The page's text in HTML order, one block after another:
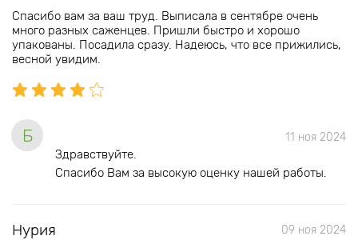
Спасибо вам за ваш труд. Выписала в сентябре очень
много разных саженцев. Пришли быстро и хорошо
упакованы. Посадила сразу. Надеюсь, что все прижились,
весной увидим.
Б 11 ноя 2024
Здравствуйте.
Спасибо Вам за высокую оценку нашей работы.
Нурия 09 ноя 2024